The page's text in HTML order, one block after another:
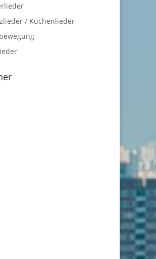
/ Küchenlieder